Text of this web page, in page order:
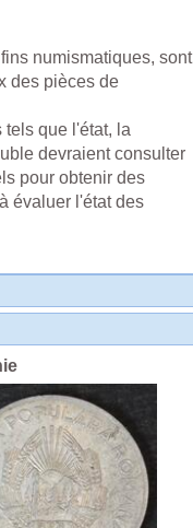
numismatiques, sont
des pièces de
tels que l'état, la
devraient consulter
pour obtenir des
évaluer l'état des